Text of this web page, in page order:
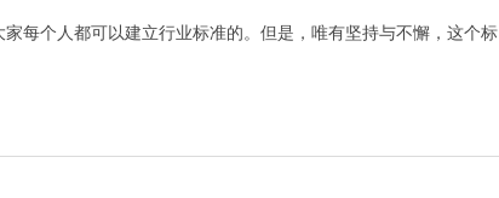
每个人都可以建立行业标准的。但是，唯有坚持与不懈，这个标